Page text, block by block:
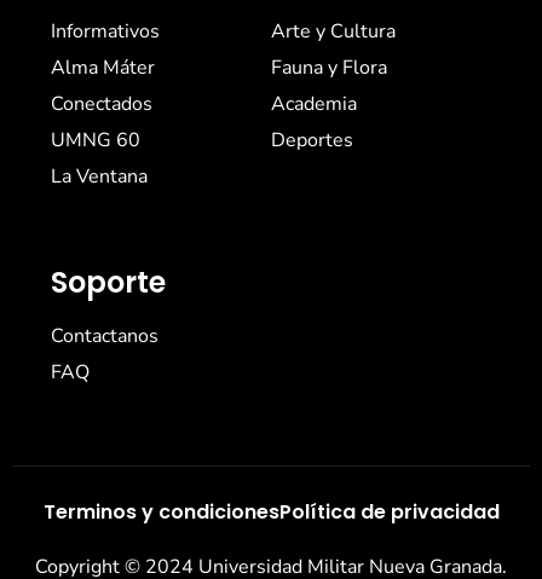
Informativos
Alma Máter
Conectados
UMNG 60
La Ventana
Arte y Cultura
Fauna y Flora
Academia
Deportes
Soporte
Contactanos
FAQ
Terminos y condicionesPolítica de privacidad
Copyright © 2024 Universidad Militar Nueva Granada.